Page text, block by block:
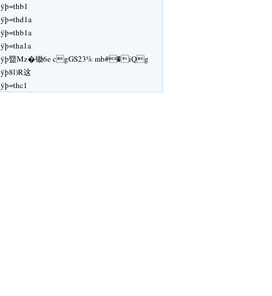
ÿþ=thb1
ÿþ=thd1a
ÿþ=thb1a
ÿþ=tha1a
ÿþ盬Mz�锄6e cgGS23% mb#�iQg
ÿþ8l)R这
ÿþ=thc1